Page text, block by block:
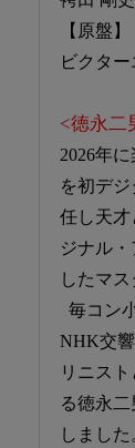
【原盤】
ビクタ
<徳永二
2026年
を初デ
任し天
ジナル
したマ
毎コン
NHK交
リニス
る徳永
しました